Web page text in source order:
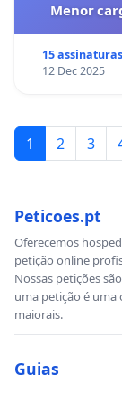
Menor
15 assinaturas
12 Dec 2025
1 2 3
Peticoes.pt
Oferecemos
petição online
Nossas petições
uma petição é
maiorais.
Guias